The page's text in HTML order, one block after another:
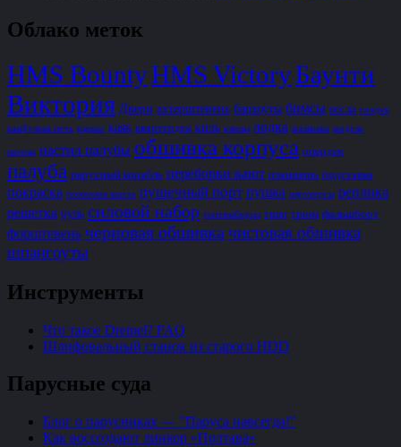
Облако меток
HMS BountyHMS VictoryБаунти
Виктория Двери ахтерштевень бархоуты бимсы весла гондек
камбузная печь каркас каяк квартердек киль клюзы лодка малковка модель
нагели настил палубы обшивка корпуса опердек
палуба парусный корабль переборки кают планширь подставка
покраска помповая шахта пушечный порт пушка пяртнерсы реплика
решетка руль силовой набор топтимберсы трап трюм фальшборт
форштевень черновая обшивка чистовая обшивка
шпангоуты
Инструменты
Что такое Dremel? FAQ
Шлифовальный станок из старого HDD
Парусные суда
Блог о парусниках — "Паруса навсегда!"
Как воссоздают линкор «Полтава»